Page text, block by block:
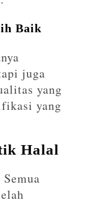
Baik
juga
yang
yang
Halal
Semua